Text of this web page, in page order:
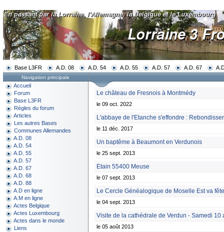
Base L3FR A.D. 08 A.D. 54 A.D. 55 A.D. 57 A.D. 67
Navigation principale
Accueil
Forum
Base L3FR
Règles du forum
Articles
Les autres Bases
Communes Allemandes
A.D. 08
A.D. 54
A.D. 55
A.D. 57
A.D. 67
A.D. 68
A.D. 88
A.D en ligne
A.M en ligne
Actes Belgique
Actes Luxembourg
Actes dans le monde
Liens
Le château de Fresnois à Montmédy
le 09 oct. 2022
L'abbaye de l'Etanche s'effondre :
le 11 déc. 2017
Un baptême à Beaumont en Verdunois
le 25 sept. 2013
Etain 55400 Meuse
le 07 sept. 2013
Le Cercle Généalogique de Moselle Est va
le 04 sept. 2013
Visite de la cathédrale de Verdun - Samedi 10
le 05 août 2013